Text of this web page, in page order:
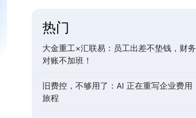
热门
大金重工×汇联易：员工出差不垫钱，财务
对账不加班！
旧费控，不够用了：AI 正在重写企业费用
旅程